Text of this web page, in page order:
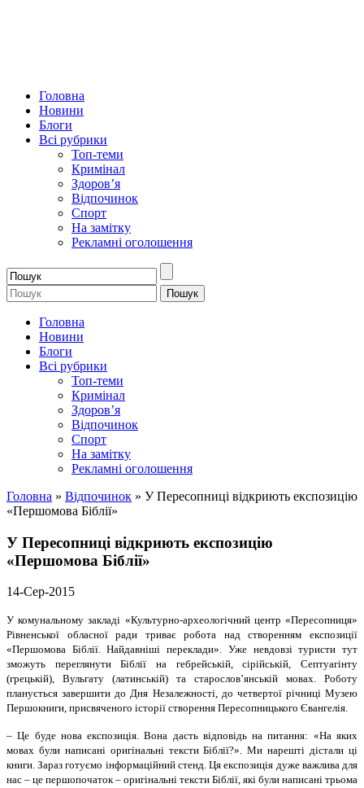
Головна
Новини
Блоги
Всі рубрики
Топ-теми
Кримінал
Здоров’я
Відпочинок
Спорт
На замітку
Рекламні оголошення
Головна
Новини
Блоги
Всі рубрики
Топ-теми
Кримінал
Здоров’я
Відпочинок
Спорт
На замітку
Рекламні оголошення
Головна » Відпочинок » У Пересопниці відкриють експозицію
«Першомова Біблії»
У Пересопниці відкриють експозицію
«Першомова Біблії»
14-Сер-2015
У комунальному закладі «Культурно-археологічний центр «Пересопниця»
Рівненської обласної ради триває робота над створенням експозиції
«Першомова Біблії. Найдавніші переклади». Уже невдовзі туристи тут
зможуть переглянути Біблії на гебрейській, сірійській, Септуагінту
(грецькій), Вульгату (латинській) та старослов’янській мовах. Роботу
планується завершити до Дня Незалежності, до четвертої річниці Музею
Першокниги, присвяченого історії створення Пересопницького Євангелія.
– Це буде нова експозиція. Вона дасть відповідь на питання: «На яких
мовах були написані оригінальні тексти Біблії?». Ми нарешті дістали ці
книги. Зараз готуємо інформаційний стенд. Ця експозиція дуже важлива для
нас – це першопочаток – оригінальні тексти Біблії, які були написані трьома